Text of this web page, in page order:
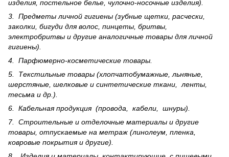
изделия, постельное белье, чулочно-носочные изделия).
3. Предметы личной гигиены (зубные щетки, расчески,
заколки, бигуди для волос, пинцеты, бритвы,
электробритвы и другие аналогичные товары для личной
гигиены).
4. Парфюмерно-косметические товары.
5. Текстильные товары (хлопчатобумажные, льняные,
шерс­тя­ные, шелковые и синтетические ткани, ленты,
тесьма и др.).
6. Кабельная продукция (провода, кабели, шнуры).
7. Строительные и отделочные материалы и другие
товары, отпускаемые на метраж (линолеум, пленка,
ковровые покрытия и другие).